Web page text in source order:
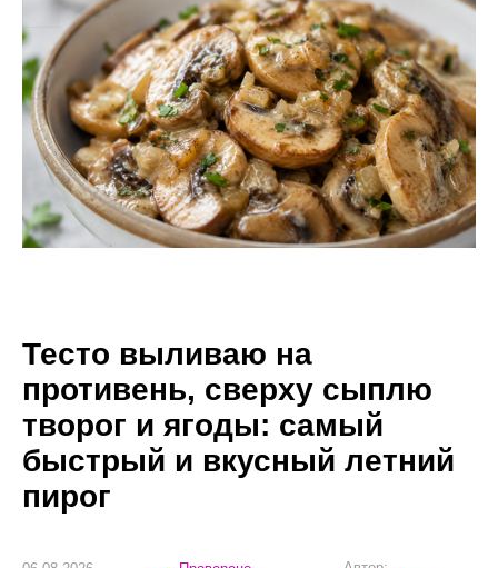
Тесто выливаю на
противень, сверху сыплю
творог и ягоды: самый
быстрый и вкусный летний
пирог